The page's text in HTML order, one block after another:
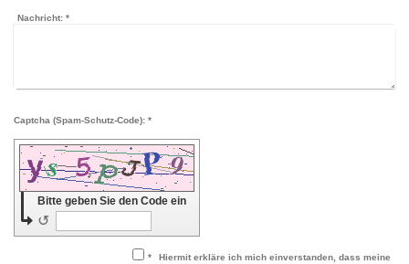
Nachricht: *
Captcha (Spam-Schutz-Code): *
Bitte geben Sie den Code ein
↺
*
Hiermit erkläre ich mich einverstanden, dass meine